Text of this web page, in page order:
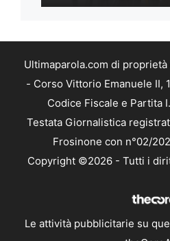
Ultimaparola.com di proprietà
- Corso Vittorio Emanuele II,
Codice Fiscale e Partita
Testata Giornalistica
Frosinone con n°02/
Copyright ©2026 - Tutti i
Le attività pubblicitarie su